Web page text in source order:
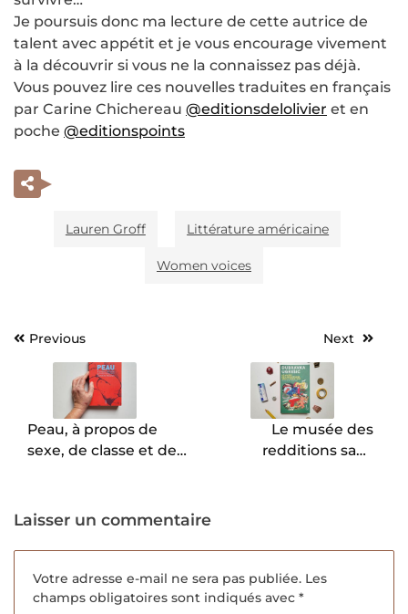
Je poursuis donc ma lecture de cette autrice de
talent avec appétit et je vous encourage vivement
à la découvrir si vous ne la connaissez pas déjà.
Vous pouvez lire ces nouvelles traduites en français
par Carine Chichereau @editionsdelolivier et en
poche @editionspoints
Lauren Groff Littérature américaine
Women voices
Navigation
l’article
Previous
Peau, à propos de
sexe, de classe et de
Next
Le musée des
redditions sans
Laisser un commentaire
Votre adresse e-mail ne sera pas publiée. Les
champs obligatoires sont indiqués avec *